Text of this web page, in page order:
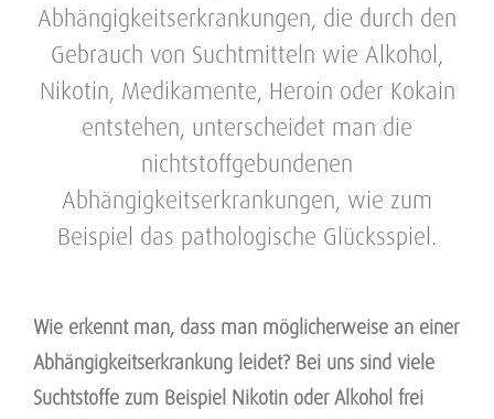
Abhängigkeitserkrankungen, die durch den
Gebrauch von Suchtmitteln wie Alkohol,
Nikotin, Medikamente, Heroin oder Kokain
entstehen, unterscheidet man die
nichtstoffgebundenen
Abhängigkeitserkrankungen, wie zum
Beispiel das pathologische Glücksspiel.
Wie erkennt man, dass man möglicherweise an einer
Abhängigkeitserkrankung leidet? Bei uns sind viele
Suchtstoffe zum Beispiel Nikotin oder Alkohol frei